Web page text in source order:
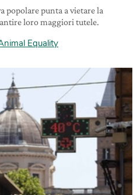
popolare punta a vietare la
loro maggiori tutele.
Equality